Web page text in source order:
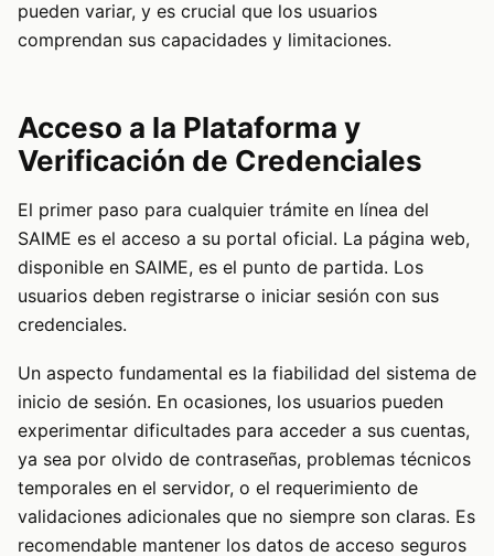
pueden variar, y es crucial que los usuarios
comprendan sus capacidades y limitaciones.
Acceso a la Plataforma y
Verificación de Credenciales
El primer paso para cualquier trámite en línea del
SAIME es el acceso a su portal oficial. La página web,
disponible en SAIME, es el punto de partida. Los
usuarios deben registrarse o iniciar sesión con sus
credenciales.
Un aspecto fundamental es la fiabilidad del sistema de
inicio de sesión. En ocasiones, los usuarios pueden
experimentar dificultades para acceder a sus cuentas,
ya sea por olvido de contraseñas, problemas técnicos
temporales en el servidor, o el requerimiento de
validaciones adicionales que no siempre son claras. Es
recomendable mantener los datos de acceso seguros